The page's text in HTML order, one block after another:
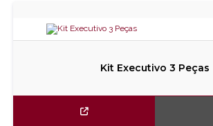
Kit Executivo 3 Peças